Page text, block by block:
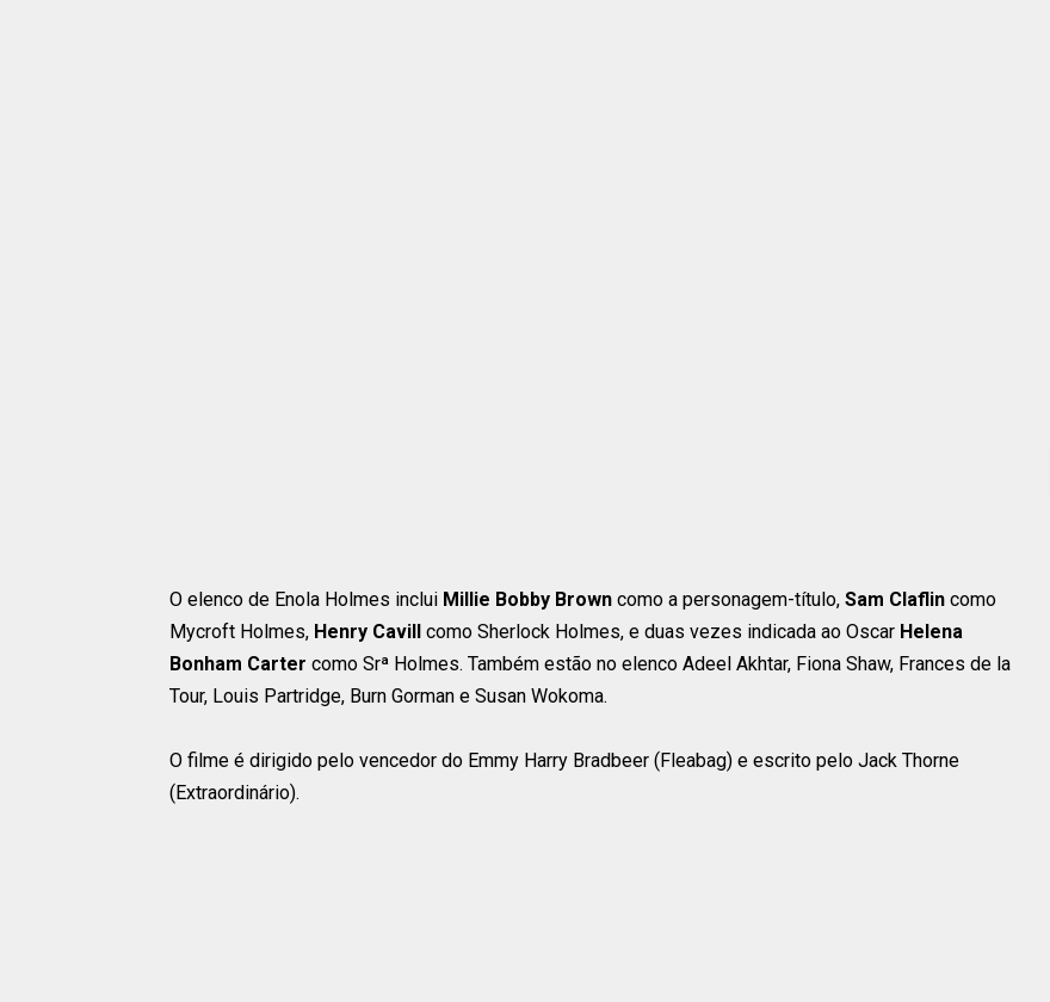
O elenco de Enola Holmes inclui Millie Bobby Brown como a personagem-título, Sam Claflin como
Mycroft Holmes, Henry Cavill como Sherlock Holmes, e duas vezes indicada ao Oscar Helena
Bonham Carter como Srª Holmes. Também estão no elenco Adeel Akhtar, Fiona Shaw, Frances de la
Tour, Louis Partridge, Burn Gorman e Susan Wokoma.
O filme é dirigido pelo vencedor do Emmy Harry Bradbeer (Fleabag) e escrito pelo Jack Thorne
(Extraordinário).